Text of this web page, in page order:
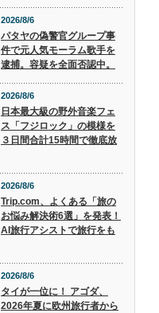
2026/8/6
パタヤの偽警官グループ事
件で元人気モーラム歌手を
逮捕。容疑を全面否認中。
2026/8/6
日本最大級の野外音楽フェ
ス「フジロック」の模様を
３日間合計15時間で徹底放
2026/8/6
Trip.com、よくある「旅の
お悩み解決術6選」を発表！
AI旅行アシストで旅行をも
2026/8/6
タイが一位に！ アゴダ、
2026年夏に欧州旅行者から